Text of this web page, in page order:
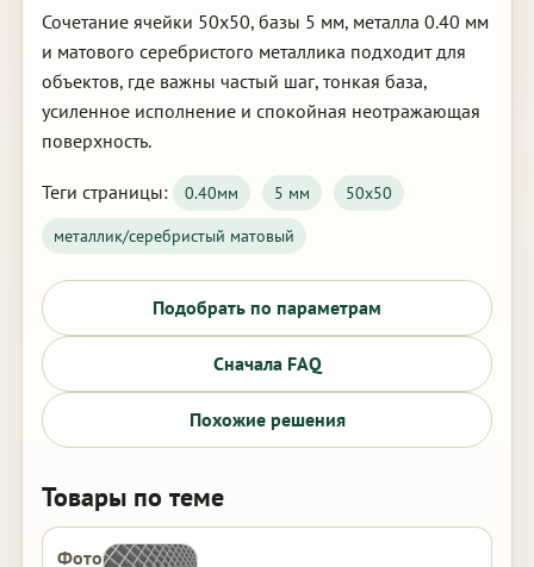
Сочетание ячейки 50х50, базы 5 мм, металла 0.40 мм
и матового серебристого металлика подходит для
объектов, где важны частый шаг, тонкая база,
усиленное исполнение и спокойная неотражающая
поверхность.
Теги страницы: 0.40мм 5 мм
50х50
металлик/серебристый матовый
Подобрать по параметрам
Сначала FAQ
Похожие решения
Товары по теме